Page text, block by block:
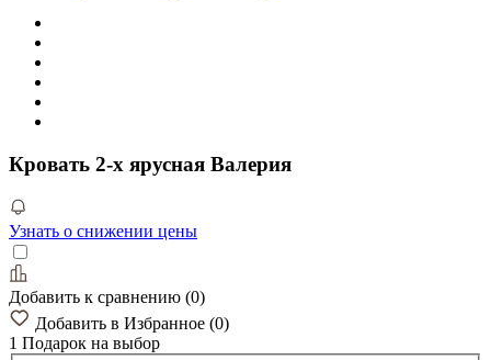
Кровать 2-х ярусная Валерия
Узнать о снижении цены
Добавить к сравнению (0)
Добавить в Избранное (0)
1 Подарок на выбор